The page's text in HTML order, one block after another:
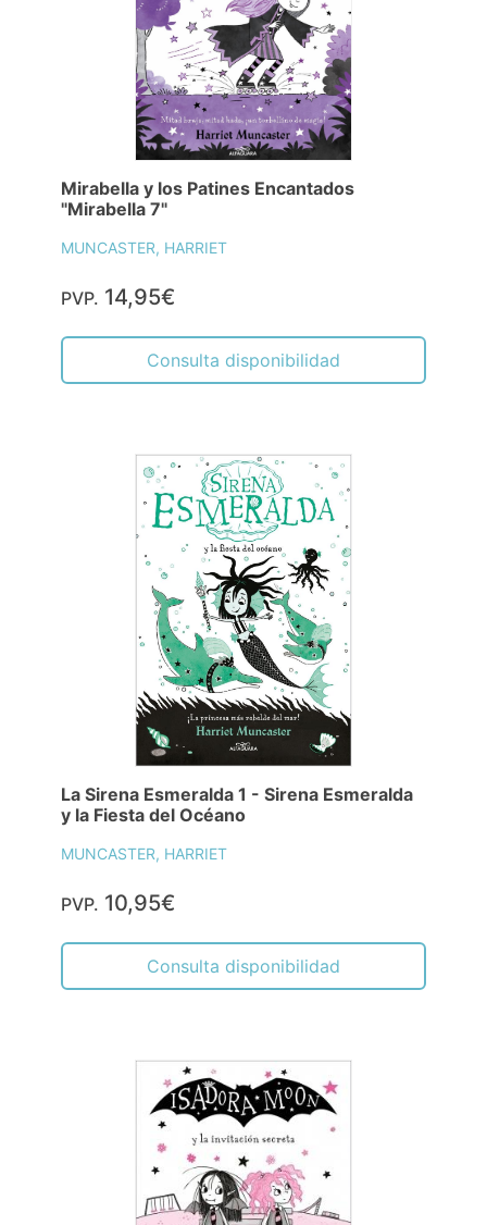
Mirabella y los Patines Encantados
"Mirabella 7"
MUNCASTER, HARRIET
PVP. 14,95€
Consulta disponibilidad
La Sirena Esmeralda 1 - Sirena Esmeralda
y la Fiesta del Océano
MUNCASTER, HARRIET
PVP. 10,95€
Consulta disponibilidad